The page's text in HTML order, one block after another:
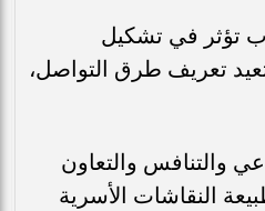
تؤثر في تشكيل
تعريف طرق التواصل،
والتنافس والتعاون
النقاشات الأسرية